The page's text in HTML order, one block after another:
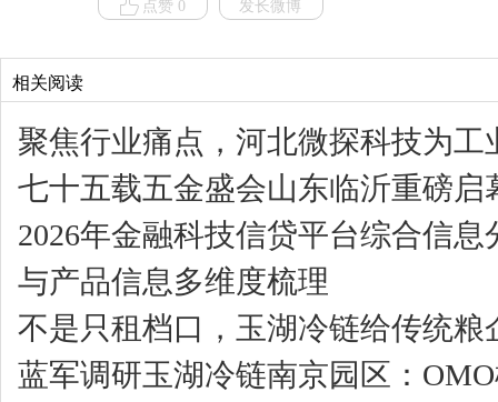
点赞 0 发长微博
相关阅读
聚焦行业痛点，河北微探科技为工
七十五载五金盛会山东临沂重磅启
2026年金融科技信贷平台综合信
与产品信息多维度梳理
不是只租档口，玉湖冷链给传统粮
蓝军调研玉湖冷链南京园区：